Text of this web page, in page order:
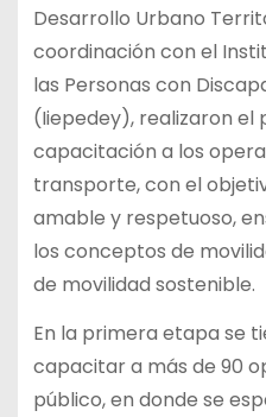
Desarrollo Urbano
coordinación con el
las Personas con
(Iiepedey), realizaron el
capacitación a los
transporte, con el
amable y respetuoso,
los conceptos de
de movilidad sostenible.
En la primera etapa se
capacitar a más de 90
público, en donde se